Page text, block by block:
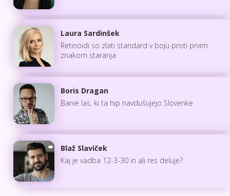
Laura Sardinšek
Retinoidi so zlati standard v boju proti prvim
znakom staranja
Boris Dragan
Barve las, ki ta hip navdušujejo Slovenke
Blaž Slaviček
Kaj je vadba 12-3-30 in ali res deluje?